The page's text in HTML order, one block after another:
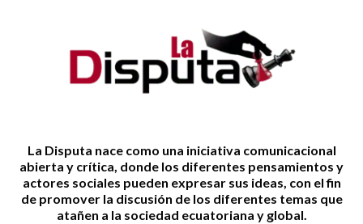
La Disputa nace como una iniciativa comunicacional
abierta y crítica, donde los diferentes pensamientos y
actores sociales pueden expresar sus ideas, con el fin
de promover la discusión de los diferentes temas que
atañen a la sociedad ecuatoriana y global.